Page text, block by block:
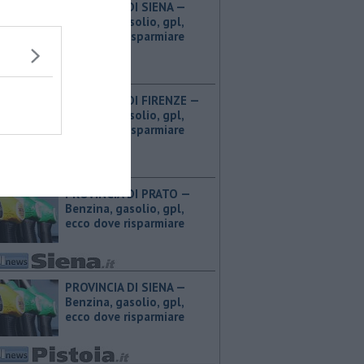
PROVINCIA DI SIENA — ​
Benzina, gasolio, gpl,
ecco dove risparmiare
PROVINCIA DI FIRENZE — ​
Benzina, gasolio, gpl,
ecco dove risparmiare
PROVINCIA DI PRATO — ​
Benzina, gasolio, gpl,
ecco dove risparmiare
PROVINCIA DI SIENA — ​
Benzina, gasolio, gpl,
ecco dove risparmiare